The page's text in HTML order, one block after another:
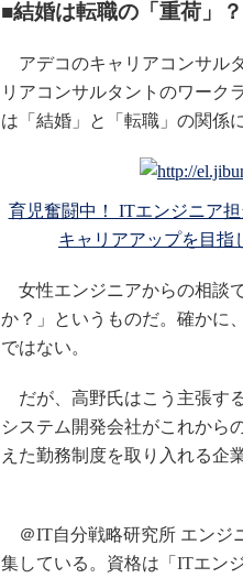
■結婚は転職の「重荷」？
アデコのキャリアコンサル
リアコンサルタントのワーク
は「結婚」と「転職」の関係
育児奮闘中！ ITエンジニア
キャリアアップを目指
女性エンジニアからの相談
か？」というものだ。確かに
ではない。
だが、高野氏はこう主張す
システム開発会社がこれから
えた勤務制度を取り入れる企
＠IT自分戦略研究所 エンジ
集している。資格は「ITエン